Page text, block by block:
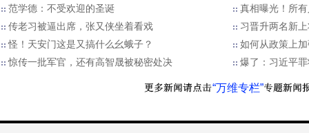
范学德：不受欢迎的圣诞
真相曝光！所
传老习被逼出席，张又侠坐着看戏
习晋升两名新
怪！天安门这是又搞什么幺蛾子？
如何从政策上
惊传一批军官，还有高智晟被秘密处决
爆了：习近平
“万维专栏”